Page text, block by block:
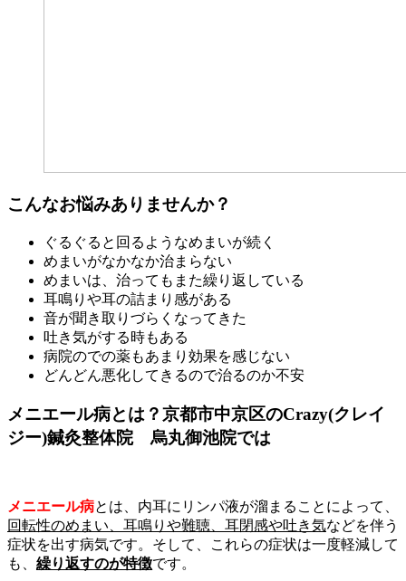
こんなお悩みありませんか？
ぐるぐると回るようなめまいが続く
めまいがなかなか治まらない
めまいは、治ってもまた繰り返している
耳鳴りや耳の詰まり感がある
音が聞き取りづらくなってきた
吐き気がする時もある
病院のでの薬もあまり効果を感じない
どんどん悪化してきるので治るのか不安
メニエール病とは？京都市中京区のCrazy(クレイ
ジー)鍼灸整体院 烏丸御池院では
メニエール病とは、内耳にリンパ液が溜まることによって、
回転性のめまい、耳鳴りや難聴、耳閉感や吐き気などを伴う
症状を出す病気です。そして、これらの症状は一度軽減して
も、 繰り返すのが特徴です。